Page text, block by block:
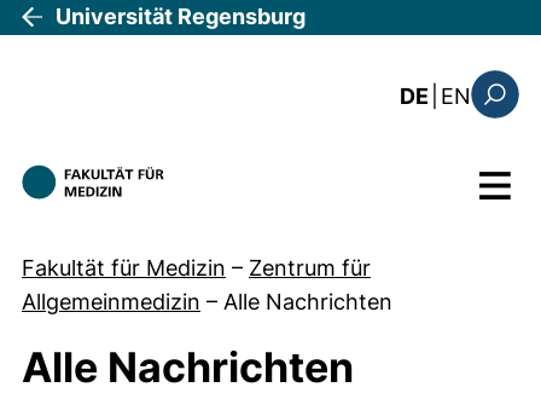
Direkt zum Inhalt
Universität Regensburg
DE EN: the
Menü
Fakultät für Medizin – Zentrum für
Allgemeinmedizin – Alle Nachrichten
Alle Nachrichten